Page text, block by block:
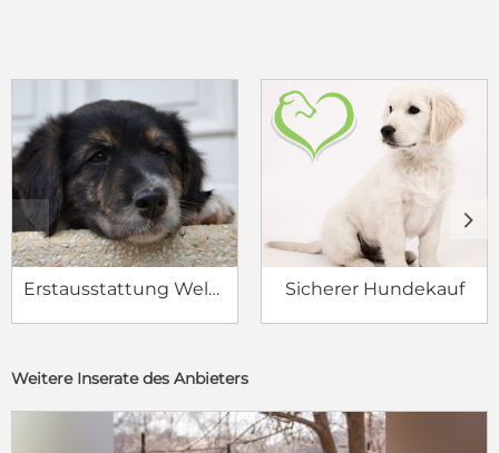
Erstausstattung Welpe Sicherer Hundekauf
c d
Weitere Inserate des Anbieters